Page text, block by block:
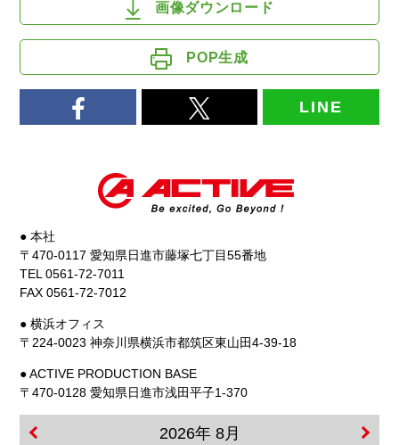
画像ダウンロード
POP生成
LINE
● 本社
〒470-0117 愛知県日進市藤塚七丁目55番地
TEL 0561-72-7011
FAX 0561-72-7012
● 横浜オフィス
〒224-0023 神奈川県横浜市都筑区東山田4-39-18
● ACTIVE PRODUCTION BASE
〒470-0128 愛知県日進市浅田平子1-370
2026年 8月